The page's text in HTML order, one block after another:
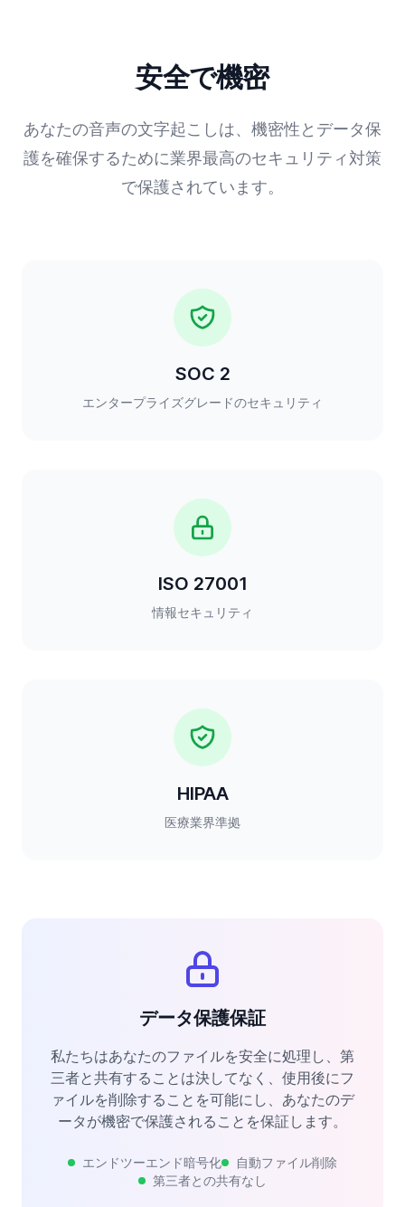
安全で機密
あなたの音声の文字起こしは、機密性とデータ保
護を確保するために業界最高のセキュリティ対策
で保護されています。
SOC 2
エンタープライズグレードのセキュリティ
ISO 27001
情報セキュリティ
HIPAA
医療業界準拠
データ保護保証
私たちはあなたのファイルを安全に処理し、第
三者と共有することは決してなく、使用後にフ
ァイルを削除することを可能にし、あなたのデ
ータが機密で保護されることを保証します。
エンドツーエンド暗号化
自動ファイル削除
第三者との共有なし